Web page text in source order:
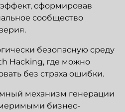
сформировав
сообщество
безопасную среду
Hacking, где можно
без страха ошибки.
механизм генерации
бизнес-